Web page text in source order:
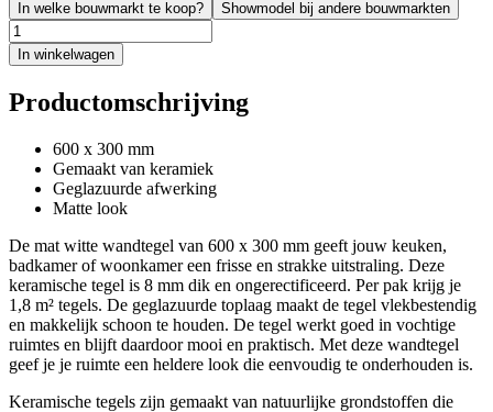
In welke bouwmarkt te koop? Showmodel bij andere bouwmarkten
In winkelwagen
Productomschrijving
600 x 300 mm
Gemaakt van keramiek
Geglazuurde afwerking
Matte look
De mat witte wandtegel van 600 x 300 mm geeft jouw keuken,
badkamer of woonkamer een frisse en strakke uitstraling. Deze
keramische tegel is 8 mm dik en ongerectificeerd. Per pak krijg je
1,8 m² tegels. De geglazuurde toplaag maakt de tegel vlekbestendig
en makkelijk schoon te houden. De tegel werkt goed in vochtige
ruimtes en blijft daardoor mooi en praktisch. Met deze wandtegel
geef je je ruimte een heldere look die eenvoudig te onderhouden is.
Keramische tegels zijn gemaakt van natuurlijke grondstoffen die